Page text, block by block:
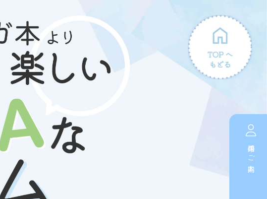
採用のご案内